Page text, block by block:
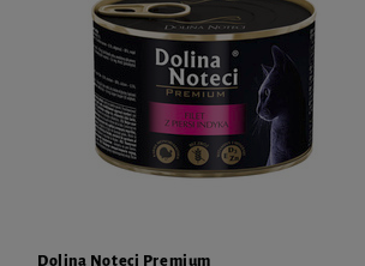
Dolina Noteci Premium